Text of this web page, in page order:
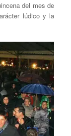
del mes de
lúdico y la